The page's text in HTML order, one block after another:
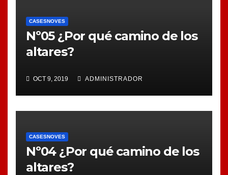
CASESNOVES
Nº05 ¿Por qué camino de los
altares?
OCT 9, 2019 ADMINISTRADOR
CASESNOVES
Nº04 ¿Por qué camino de los
altares?